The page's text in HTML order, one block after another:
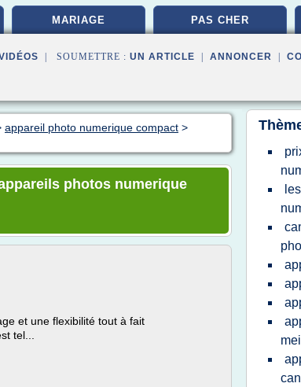
MARIAGE PAS CHER
| SOUMETTRE : UN ARTICLE ANNONCER
appareil photo numerique compact >
photos numerique
et une flexibilité tout à fait
tel...